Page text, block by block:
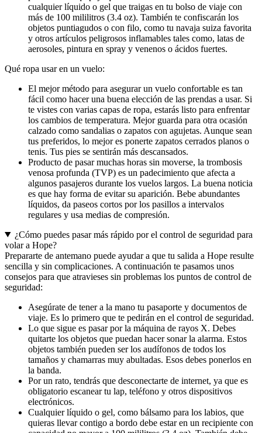
cualquier líquido o gel que traigas en tu bolso de viaje con
más de 100 mililitros (3.4 oz). También te confiscarán los
objetos puntiagudos o con filo, como tu navaja suiza favorita
y otros artículos peligrosos inflamables tales como, latas de
aerosoles, pintura en spray y venenos o ácidos fuertes.
Qué ropa usar en un vuelo:
El mejor método para asegurar un vuelo confortable es tan
fácil como hacer una buena elección de las prendas a usar. Si
te vistes con varias capas de ropa, estarás listo para enfrentar
los cambios de temperatura. Mejor guarda para otra ocasión
calzado como sandalias o zapatos con agujetas. Aunque sean
tus preferidos, lo mejor es ponerte zapatos cerrados planos o
tenis. Tus pies se sentirán más descansados.
Producto de pasar muchas horas sin moverse, la trombosis
venosa profunda (TVP) es un padecimiento que afecta a
algunos pasajeros durante los vuelos largos. La buena noticia
es que hay forma de evitar su aparición. Bebe abundantes
líquidos, da paseos cortos por los pasillos a intervalos
regulares y usa medias de compresión.
¿Cómo puedes pasar más rápido por el control de seguridad para
volar a Hope?
Prepararte de antemano puede ayudar a que tu salida a Hope resulte
sencilla y sin complicaciones. A continuación te pasamos unos
consejos para que atravieses sin problemas los puntos de control de
seguridad:
Asegúrate de tener a la mano tu pasaporte y documentos de
viaje. Es lo primero que te pedirán en el control de seguridad.
Lo que sigue es pasar por la máquina de rayos X. Debes
quitarte los objetos que puedan hacer sonar la alarma. Estos
objetos también pueden ser los audífonos de todos los
tamaños y chamarras muy abultadas. Esos debes ponerlos en
la banda.
Por un rato, tendrás que desconectarte de internet, ya que es
obligatorio escanear tu lap, teléfono y otros dispositivos
electrónicos.
Cualquier líquido o gel, como bálsamo para los labios, que
quieras llevar contigo a bordo debe estar en un recipiente con